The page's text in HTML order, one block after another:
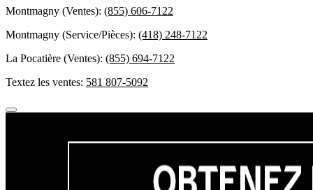
Montmagny (Ventes): (855) 606-7122
Montmagny (Service/Pièces): (418) 248-7122
La Pocatière (Ventes): (855) 694-7122
Textez les ventes: 581 807-5092